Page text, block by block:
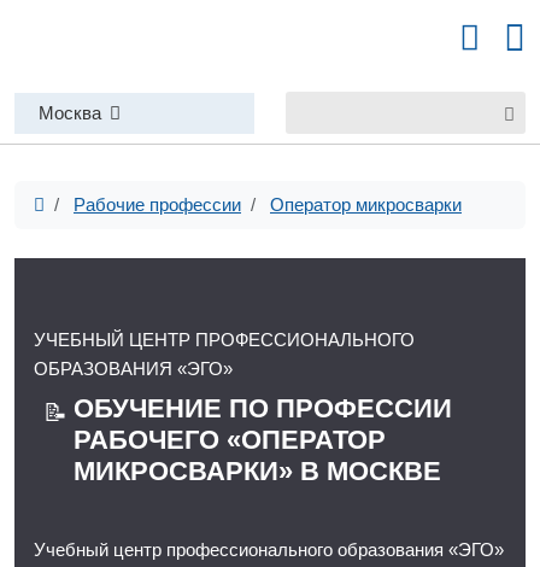
Москва
Рабочие профессии Оператор микросварки
УЧЕБНЫЙ ЦЕНТР ПРОФЕССИОНАЛЬНОГО
ОБРАЗОВАНИЯ «ЭГО»
📝 ОБУЧЕНИЕ ПО ПРОФЕССИИ
РАБОЧЕГО «ОПЕРАТОР
МИКРОСВАРКИ» В МОСКВЕ
Учебный центр профессионального образования «ЭГО»